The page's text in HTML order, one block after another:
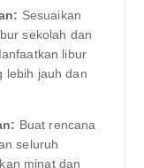
Sesuaikan
sekolah dan
libur
lebih jauh dan
Buat rencana
seluruh
minat dan